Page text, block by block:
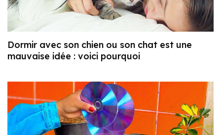
Dormir avec son chien ou son chat est une
mauvaise idée : voici pourquoi